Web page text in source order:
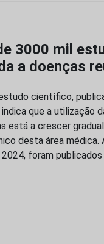
3000 mil
a doenças
científico,
que a utilização
está a crescer
desta área médica.
2024, foram